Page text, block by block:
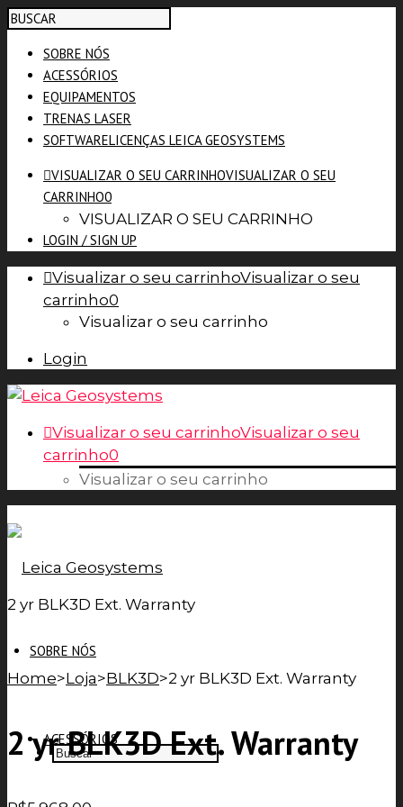
SOBRE NÓS
ACESSÓRIOS
EQUIPAMENTOS
TRENAS LASER
SOFTWARELICENÇAS LEICA GEOSYSTEMS
VISUALIZAR O SEU CARRINHOVISUALIZAR O SEU
CARRINHO0
VISUALIZAR O SEU CARRINHO
LOGIN / SIGN UP
Visualizar o seu carrinhoVisualizar o seu
carrinho0
Visualizar o seu carrinho
Login
Visualizar o seu carrinhoVisualizar o seu
carrinho0
Visualizar o seu carrinho
SOBRE NÓS
ACESSÓRIOS
2 yr BLK3D Ext. Warranty
Home>Loja>BLK3D>2 yr BLK3D Ext. Warranty
2 yr BLK3D Ext. Warranty